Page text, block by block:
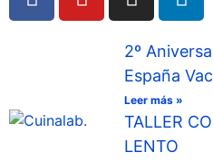
2º
España
Leer más »
TALLER
LENTO